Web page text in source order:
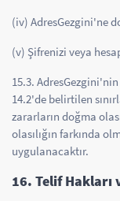
(iv) AdresGezgini'ne
(v) Şifrenizi veya
15.3.
14.2'de belirtilen
zararların doğma
olasılığın farkında
uygulanacaktır.
16. Telif Hakları